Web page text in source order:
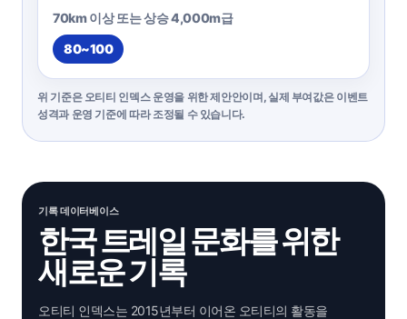
70km 이상 또는 상승 4,000m급
80~100
위 기준은 오티티 인덱스 운영을 위한 제안안이며, 실제 부여값은 이벤트
성격과 운영 기준에 따라 조정될 수 있습니다.
기록 데이터베이스
한국 트레일 문화를 위한
새로운 기록
오티티 인덱스는 2015년부터 이어온 오티티의 활동을